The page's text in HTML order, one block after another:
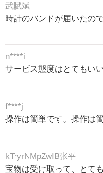
武賦斌
時計のバンドが届いたの
n****i
サービス態度はとてもいい
f****j
操作は簡単です。操作は簡
kTryrNMpZwIB张平
宝物は受け取って、とて